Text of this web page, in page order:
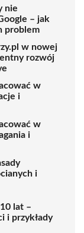
nie
– jak
problem
w nowej
rozwój
w
i
w
i
i
lat –
i przykłady